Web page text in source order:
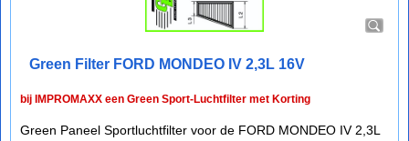
Green Filter FORD MONDEO IV 2,3L 16V
bij IMPROMAXX een Green Sport-Luchtfilter met Korting
Green Paneel Sportluchtfilter voor de FORD MONDEO IV 2,3L